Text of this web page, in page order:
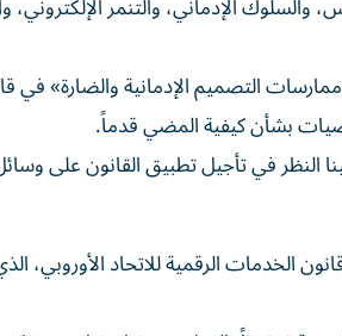
التصميم الإدمانية والضارة» في
بشأن كيفية المضي قدماً.
في تأجيل تطبيق القانون على
الخدمات ‌الرقمية للاتحاد الأوروبي،